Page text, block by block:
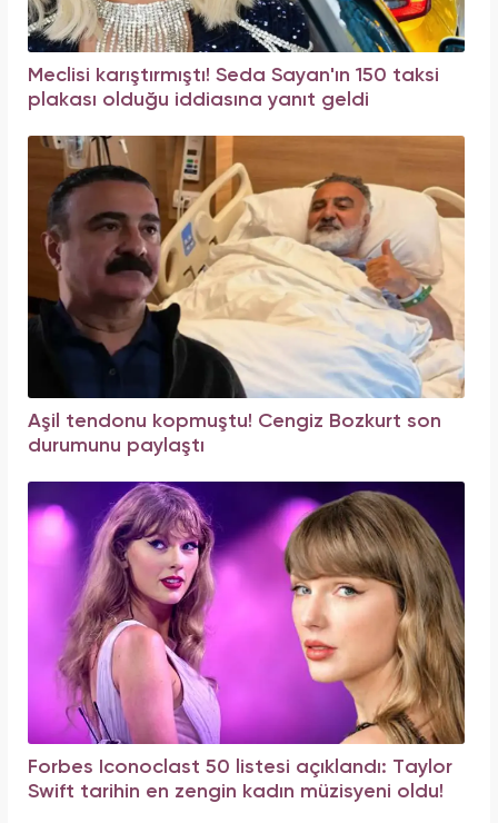
Meclisi karıştırmıştı! Seda Sayan'ın 150 taksi
plakası olduğu iddiasına yanıt geldi
Aşil tendonu kopmuştu! Cengiz Bozkurt son
durumunu paylaştı
Forbes Iconoclast 50 listesi açıklandı: Taylor
Swift tarihin en zengin kadın müzisyeni oldu!